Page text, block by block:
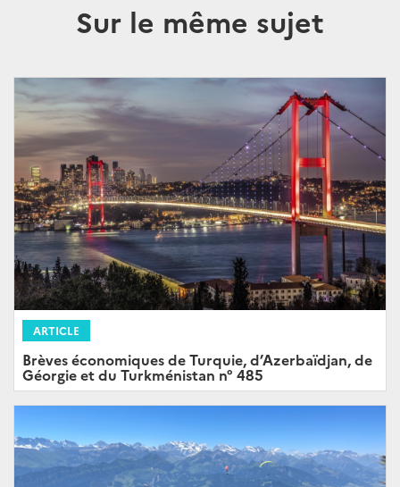
Sur le même sujet
ARTICLE
Brèves économiques de Turquie, d’Azerbaïdjan, de
Géorgie et du Turkménistan n° 485